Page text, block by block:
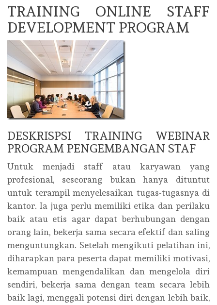
TRAINING ONLINE STAFF
DEVELOPMENT PROGRAM
DESKRISPSI TRAINING WEBINAR
PROGRAM PENGEMBANGAN STAF
Untuk menjadi staff atau karyawan yang
profesional, seseorang bukan hanya dituntut
untuk terampil menyelesaikan tugas-tugasnya di
kantor. Ia juga perlu memiliki etika dan perilaku
baik atau etis agar dapat berhubungan dengan
orang lain, bekerja sama secara efektif dan saling
menguntungkan. Setelah mengikuti pelatihan ini,
diharapkan para peserta dapat memiliki motivasi,
kemampuan mengendalikan dan mengelola diri
sendiri, bekerja sama dengan team secara lebih
baik lagi, menggali potensi diri dengan lebih baik,